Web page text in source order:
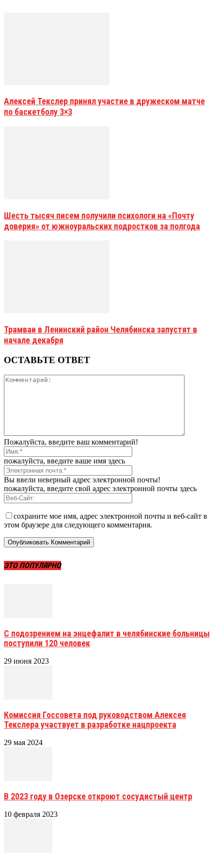
Алексей Текслер принял участие в дружеском матче
по баскетболу 3×3
Шесть тысяч писем получили психологи на «Почту
доверия» от южноуральских подростков за полгода
Трамваи в Ленинский район Челябинска запустят в
начале декабря
ОСТАВЬТЕ ОТВЕТ
Пожалуйста, введите ваш комментарий!
пожалуйста, введите ваше имя здесь
Вы ввели неверный адрес электронной почты!
пожалуйста, введите свой адрес электронной почты здесь
сохраните мое имя, адрес электронной почты и веб-сайт в
этом браузере для следующего комментария.
ЭТО ПОПУЛЯРНО
С подозрением на энцефалит в челябинские больницы
поступили 120 человек
29 июня 2023
Комиссия Госсовета под руководством Алексея
Текслера участвует в разработке нацпроекта
29 мая 2024
В 2023 году в Озерске откроют сосудистый центр
10 февраля 2023